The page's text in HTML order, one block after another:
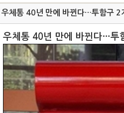
우체통 40년 만에 바뀐다…투함구 2
우체통 40년 만에 바뀐다…투